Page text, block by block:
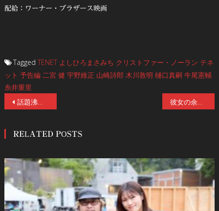
配給：ワーナー・ブラザース映画
Tagged TENET よしひろまさみち クリストファー・ノーラン テネ
ット 予告編 二宮 健 宇野維正 山崎詩郎 木川敦明 樋口真嗣 牛尾憲輔
糸井重里
投
ナ
ビ
ゲ
ー
話題沸騰！ついに本日9/1発売&！！エヴァンゲリオン最新本 中身をチラ見せ！
RELATED POSTS